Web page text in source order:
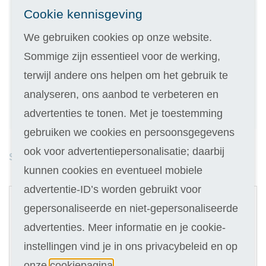
Inschrijven
Kies de variant die bij je past
14 dagen vrijblijvend proberen
Geld terug als je niet slaagt
Studieduur: 8 maanden
Cursus
569
Selecteer
1
Cookie kennisgeving
We gebruiken cookies op onze website.
Sommige zijn essentieel voor de werking,
terwijl andere ons helpen om het gebruik te
analyseren, ons aanbod te verbeteren en
advertenties te tonen. Met je toestemming
gebruiken we cookies en persoonsgegevens
ook voor advertentiepersonalisatie; daarbij
kunnen cookies en eventueel mobiele
advertentie-ID’s worden gebruikt voor
gepersonaliseerde en niet-gepersonaliseerde
advertenties. Meer informatie en je cookie-
instellingen vind je in ons privacybeleid en op